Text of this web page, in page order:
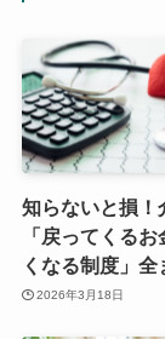
知らないと損！
「戻ってくる
くなる制度」全
2026年3月18日